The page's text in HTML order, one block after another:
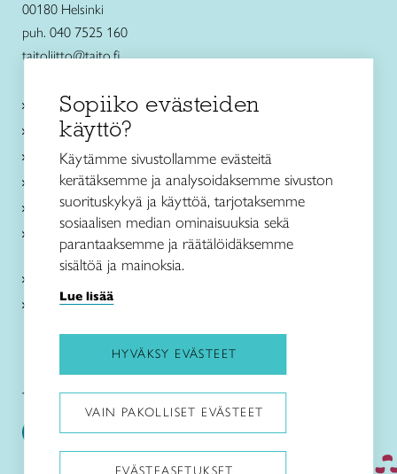
00180 Helsinki
puh. 040 7525 160
taitoliitto@taito.fi
Käsityökurssit ja koulutus
Ajankohtaista
Käsityöohjeet
Me olemme Taito
Paikallinen toiminta
Verkkokaupat
Kirjaudu Arviin
Kirjaudu Taitocampukseen
Taitoliitto: Taito-lehti:
Sopiiko evästeiden
käyttö?
Käytämme sivustollamme evästeitä
kerätäksemme ja analysoidaksemme sivuston
suorituskykyä ja käyttöä, tarjotaksemme
sosiaalisen median ominaisuuksia sekä
parantaaksemme ja räätälöidäksemme
sisältöä ja mainoksia.
Lue lisää
HYVÄKSY EVÄSTEET
VAIN PAKOLLISET EVÄSTEET
EVÄSTEASETUKSET